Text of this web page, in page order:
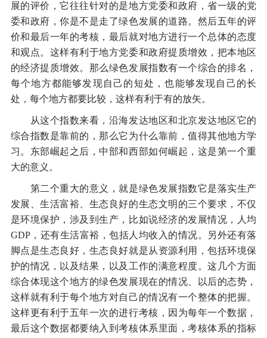
展的评价，它往往针对的是地方党委和政府，省一级的党
委和政府，你是不是走了绿色发展的道路。然后五年的评
价和最后一年的考核，最后就对地方进行一个总体的态度
和观点。这样有利于地方党委和政府提质增效，把本地区
的经济提质增效。那么绿色发展指数有一个综合的排名，
每个地方都能够发现自己的短处，也能够发现自己的长
处，每个地方都要比较，这样有利于有的放矢。
从这个指数来看，沿海发达地区和北京发达地区它的
综合指数是靠前的，那么它为什么靠前，值得其他地方学
习。东部崛起之后，中部和西部如何崛起，这是第一个重
大的意义。
第二个重大的意义，就是绿色发展指数它是落实生产
发展、生活富裕、生态良好的生态文明的三个要求，不仅
是环境保护，涉及到生产，比如说经济的发展情况，人均
GDP，还有生活富裕，包括人均收入的情况。另外还有落
脚点是生态良好，生态良好就是从资源利用，包括环境保
护的情况，以及结果，以及工作的满意程度。这几个方面
综合体现这个地方的绿色发展现在的情况、以后的态势，
这样就有利于每个地方对自己的情况有一个整体的把握。
这样更有利于五年一次的进行考核，因为每年一个数据，
最后这个数据都要纳入到考核体系里面，考核体系的指标